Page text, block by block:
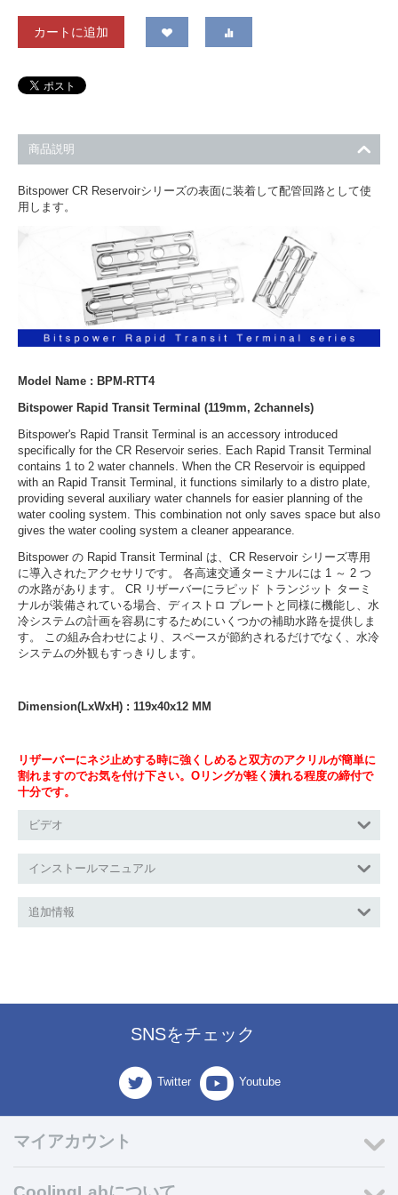
カートに追加
商品説明
Bitspower CR Reservoirシリーズの表面に装着して配管回路として使
用します。
Model Name : BPM-RTT4
Bitspower Rapid Transit Terminal (119mm, 2channels)
Bitspower's Rapid Transit Terminal is an accessory introduced
specifically for the CR Reservoir series. Each Rapid Transit Terminal
contains 1 to 2 water channels. When the CR Reservoir is equipped
with an Rapid Transit Terminal, it functions similarly to a distro plate,
providing several auxiliary water channels for easier planning of the
water cooling system. This combination not only saves space but also
gives the water cooling system a cleaner appearance.
Bitspower の Rapid Transit Terminal は、CR Reservoir シリーズ専用
に導入されたアクセサリです。 各高速交通ターミナルには 1 ～ 2 つ
の水路があります。 CR リザーバーにラピッド トランジット ターミ
ナルが装備されている場合、ディストロ プレートと同様に機能し、水
冷システムの計画を容易にするためにいくつかの補助水路を提供しま
す。 この組み合わせにより、スペースが節約されるだけでなく、水冷
システムの外観もすっきりします。
Dimension(LxWxH) : 119x40x12 MM
リザーバーにネジ止めする時に強くしめると双方のアクリルが簡単に
割れますのでお気を付け下さい。Oリングが軽く潰れる程度の締付で
十分です。
ビデオ
インストールマニュアル
追加情報
SNSをチェック
Twitter Youtube
マイアカウント